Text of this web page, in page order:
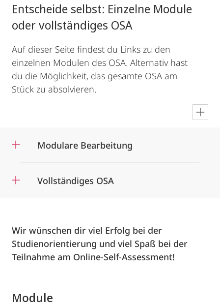
Entscheide selbst: Einzelne Module
oder vollständiges OSA
Auf dieser Seite findest du Links zu den
einzelnen Modulen des OSA. Alternativ hast
du die Möglichkeit, das gesamte OSA am
Stück zu absolvieren.
Modulare Bearbeitung
Vollständiges OSA
Wir wünschen dir viel Erfolg bei der
Studienorientierung und viel Spaß bei der
Teilnahme am Online-Self-Assessment!
Module